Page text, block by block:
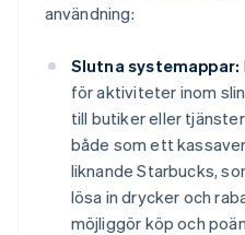
användning:
Slutna systemappar:
för aktiviteter inom
till butiker eller
både som ett
liknande Starbucks,
lösa in drycker och
möjliggör köp och